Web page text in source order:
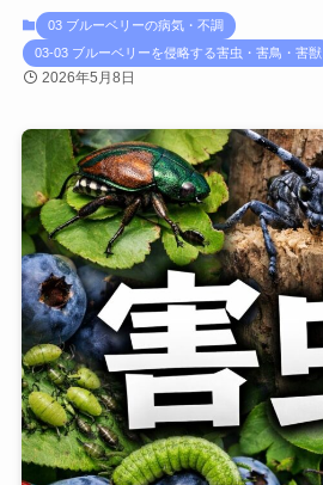
03 ブルーベリーの病気・不調
03-03 ブルーベリーを侵略する害虫・害鳥・害獣
2026年5月8日